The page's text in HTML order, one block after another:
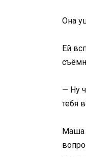
Она
Ей
— Ну
тебя
Маша